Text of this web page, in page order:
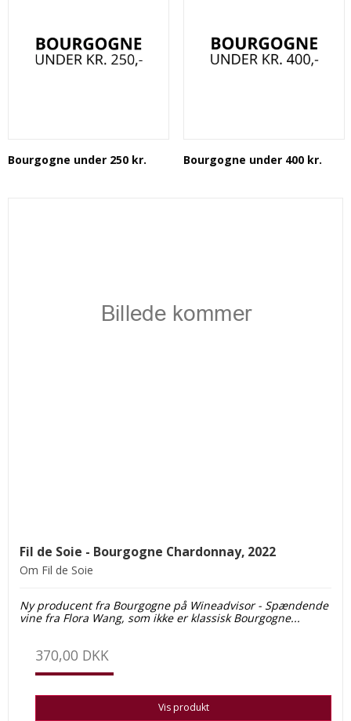
Bourgogne under 250 kr. Bourgogne under 400 kr.
Fil de Soie - Bourgogne Chardonnay, 2022
Om Fil de Soie
Ny producent fra Bourgogne på Wineadvisor - Spændende
vine fra Flora Wang, som ikke er klassisk Bourgogne...
370,00 DKK
Vis produkt